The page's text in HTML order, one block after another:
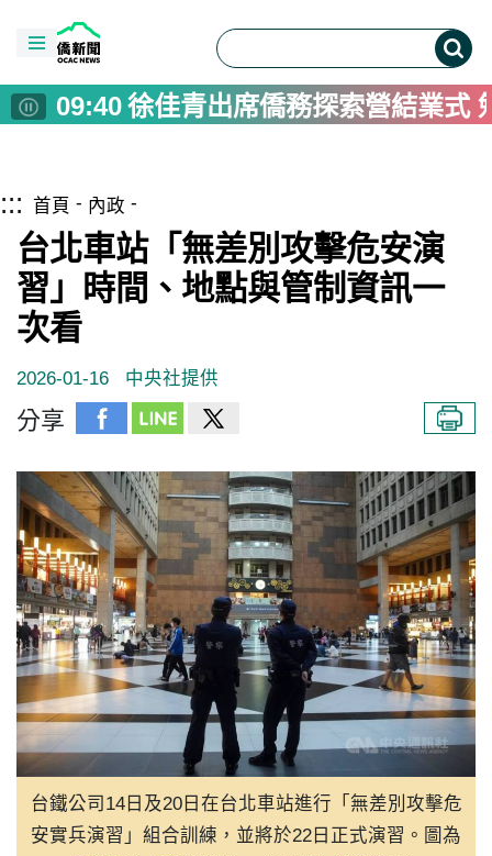
:::僑務電子報首頁
02:30
200僑民溫馨齊聚美東空軍子
10:00
高雄電影節主打「抓馬」 金
09:40徐佳青出席僑務探索營結業式
08:00 Interview: Taiwan's Wen
07:00選舉也能打造流行歌！臺灣競
06:00台灣藝術家前進多倫多夏日
05:00同湖不同命 洞里薩湖高棉與越
04:00
02:30
200僑民溫馨齊聚美東空軍子
10:00
高雄電影節主打「抓馬」 金
09:00首爾因應熱浪威脅 啟動避暑
08:00高雄市府推大林蒲遷村進度
08:00Interview: Taiwan's Wen
07:00選舉也能打造流行歌！臺灣競
06:00台灣藝術家前進多倫多夏日
05:00同湖不同命 洞里薩湖高棉與越
04:00彰化縣民運動會登場 王惠美宣
02:30200僑民溫馨齊聚美東空軍子
首頁 內政
台北車站「無差別攻擊危安演
習」時間、地點與管制資訊一
次看
2026-01-16 中央社提供
分享
台鐵公司14日及20日在台北車站進行「無差別攻擊危
安實兵演習」組合訓練，並將於22日正式演習。圖為